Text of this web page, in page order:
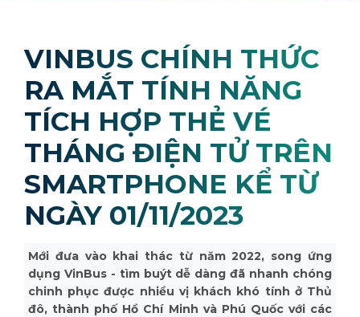
VINBUS CHÍNH THỨC
RA MẮT TÍNH NĂNG
TÍCH HỢP THẺ VÉ
THÁNG ĐIỆN TỬ TRÊN
SMARTPHONE KỂ TỪ
NGÀY 01/11/2023
Mới đưa vào khai thác từ năm 2022, song ứng
dụng VinBus - tìm buýt dễ dàng đã nhanh chóng
chinh phục được nhiều vị khách khó tính ở Thủ
đô, thành phố Hồ Chí Minh và Phú Quốc với các